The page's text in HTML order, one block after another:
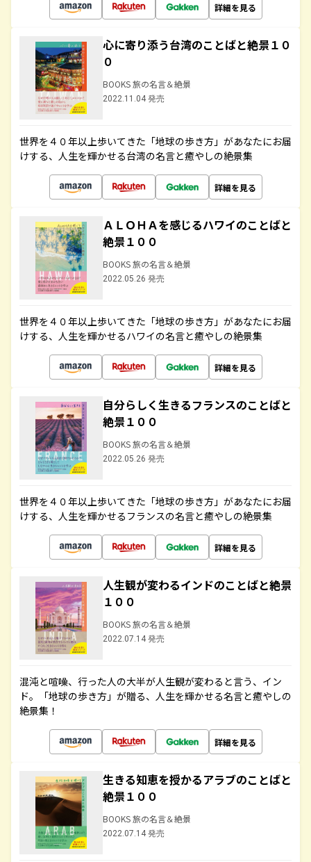
詳細を見る
心に寄り添う台湾のことばと絶景１０
０
BOOKS 旅の名言＆絶景
2022.11.04 発売
世界を４０年以上歩いてきた「地球の歩き方」があなたにお届
けする、人生を輝かせる台湾の名言と癒やしの絶景集
詳細を見る
ＡＬＯＨＡを感じるハワイのことばと
絶景１００
BOOKS 旅の名言＆絶景
2022.05.26 発売
世界を４０年以上歩いてきた「地球の歩き方」があなたにお届
けする、人生を輝かせるハワイの名言と癒やしの絶景集
詳細を見る
自分らしく生きるフランスのことばと
絶景１００
BOOKS 旅の名言＆絶景
2022.05.26 発売
世界を４０年以上歩いてきた「地球の歩き方」があなたにお届
けする、人生を輝かせるフランスの名言と癒やしの絶景集
詳細を見る
人生観が変わるインドのことばと絶景
１００
BOOKS 旅の名言＆絶景
2022.07.14 発売
混沌と喧噪、行った人の大半が人生観が変わると言う、イン
ド。「地球の歩き方」が贈る、人生を輝かせる名言と癒やしの
絶景集！
詳細を見る
生きる知恵を授かるアラブのことばと
絶景１００
BOOKS 旅の名言＆絶景
2022.07.14 発売